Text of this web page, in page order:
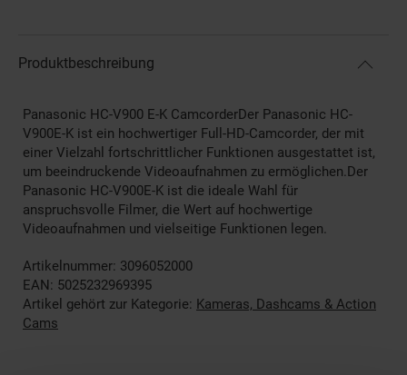
Produktbeschreibung
Panasonic HC-V900 E-K CamcorderDer Panasonic HC-
V900E-K ist ein hochwertiger Full-HD-Camcorder, der mit
einer Vielzahl fortschrittlicher Funktionen ausgestattet ist,
um beeindruckende Videoaufnahmen zu ermöglichen.Der
Panasonic HC-V900E-K ist die ideale Wahl für
anspruchsvolle Filmer, die Wert auf hochwertige
Videoaufnahmen und vielseitige Funktionen legen.
Artikelnummer: 3096052000
EAN: 5025232969395
Artikel gehört zur Kategorie: Kameras, Dashcams & Action
Cams